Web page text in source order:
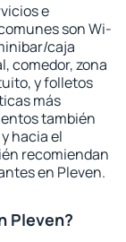
e
son Wi-
caja
comedor, zona
y folletos
más
también
hacia el
recomiendan
en Pleven.
Pleven?